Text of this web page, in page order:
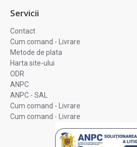
Servicii
Contact
Cum comand - Livrare
Metode de plata
Harta site-ului
ODR
ANPC
ANPC - SAL
Cum comand - Livrare
Cum comand - Livrare